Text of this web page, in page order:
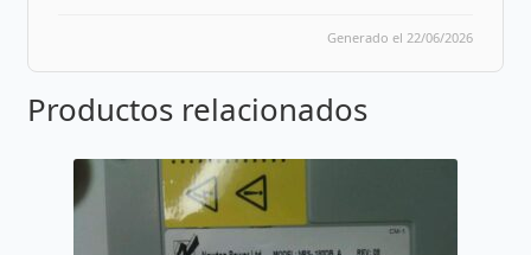
Generado el 22/06/2026
Productos relacionados